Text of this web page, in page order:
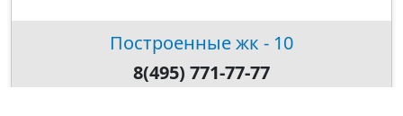
Построенные жк - 10
8(495) 771-77-77